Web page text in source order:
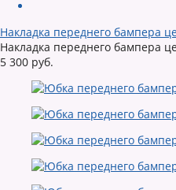
Накладка переднего бампера
Накладка переднего бампера
5 300 руб.